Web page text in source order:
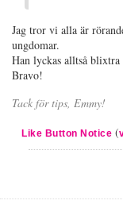
Jag tror vi alla är
ungdomar.
Han lyckas alltså
Bravo!
Tack för tips, Emmy!
Like Button Notice (